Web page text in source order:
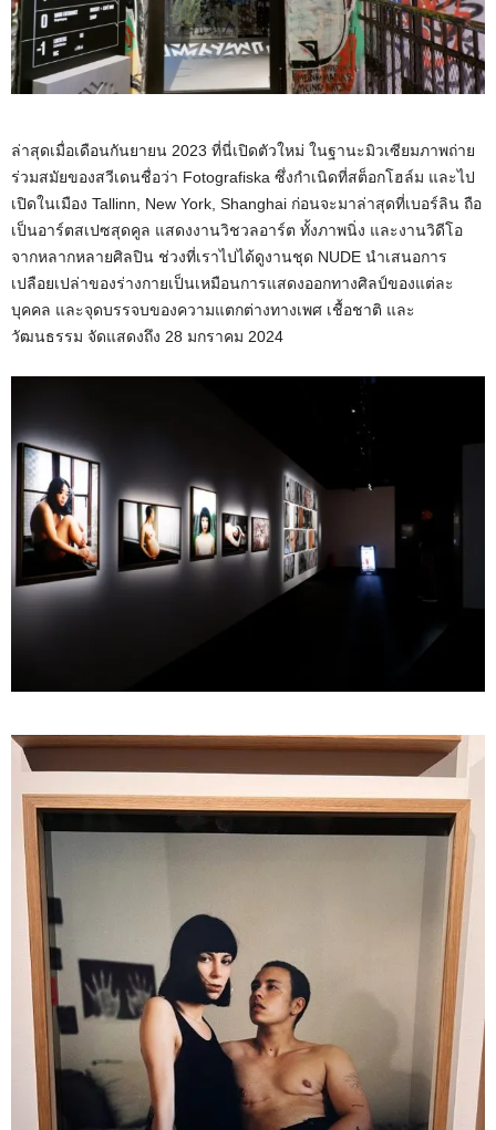
ล่าสุดเมื่อเดือนกันยายน 2023 ที่นี่เปิดตัวใหม่ ในฐานะมิวเซียมภาพถ่าย
ร่วมสมัยของสวีเดนชื่อว่า Fotografiska ซึ่งกำเนิดที่สต็อกโฮล์ม และไป
เปิดในเมือง Tallinn, New York, Shanghai ก่อนจะมาล่าสุดที่เบอร์ลิน ถือ
เป็นอาร์ตสเปซสุดคูล แสดงงานวิชวลอาร์ต ทั้งภาพนิ่ง และงานวิดีโอ
จากหลากหลายศิลปิน ช่วงที่เราไปได้ดูงานชุด NUDE นำเสนอการ
เปลือยเปล่าของร่างกายเป็นเหมือนการแสดงออกทางศิลป์ของแต่ละ
บุคคล และจุดบรรจบของความแตกต่างทางเพศ เชื้อชาติ และ
วัฒนธรรม จัดแสดงถึง 28 มกราคม 2024